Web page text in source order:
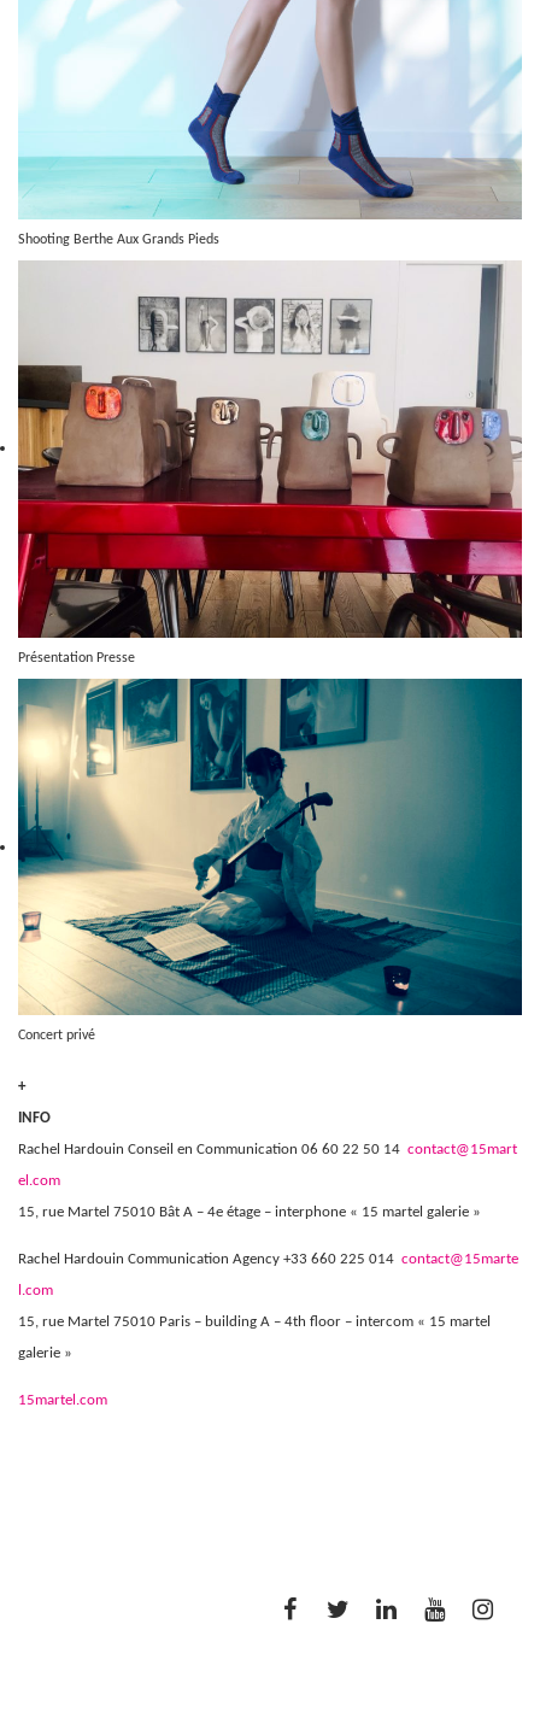
Shooting Berthe Aux Grands Pieds
Présentation Presse
Concert privé
+
INFO
Rachel Hardouin Conseil en Communication 06 60 22 50 14 contact@15mart
el.com
15, rue Martel 75010 Bât A – 4e étage – interphone « 15 martel galerie »
Rachel Hardouin Communication Agency +33 660 225 014 contact@15marte
l.com
15, rue Martel 75010 Paris – building A – 4th floor – intercom « 15 martel
galerie »
15martel.com